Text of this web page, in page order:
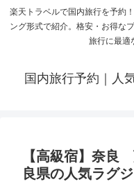
楽天トラベルで国内旅行を予約
ング形式で紹介。格安・お得な
旅行に最適
国内旅行予約｜人
【高級宿】奈
良県の人気ラグ